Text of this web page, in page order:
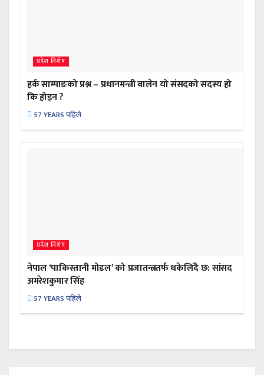
प्रदेश विशेष
हर्क साम्पाङको प्रश्न – प्रधानमन्त्री बालेन यो संसदको सदस्य हो
कि होइन ?
57 YEARS पहिले
प्रदेश विशेष
नेपाल ‘पाकिस्तानी मोडल’ को प्रजातन्त्रतर्फ धकेलिँदै छ: सांसद
अमरेशकुमार सिंह
57 YEARS पहिले